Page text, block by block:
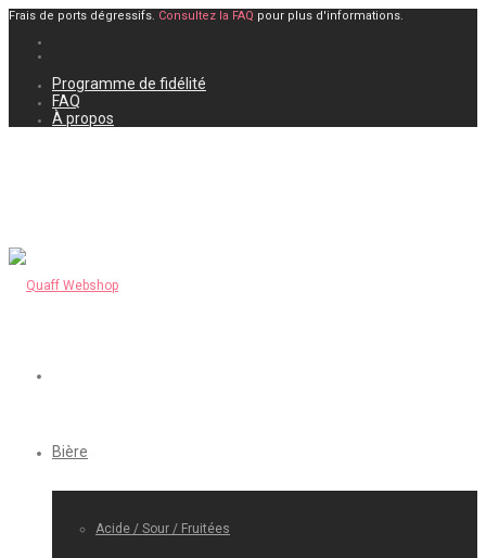
Frais de ports dégressifs. Consultez la FAQ pour plus d'informations.
Programme de fidélité
FAQ
À propos
Bière
Acide / Sour / Fruitées